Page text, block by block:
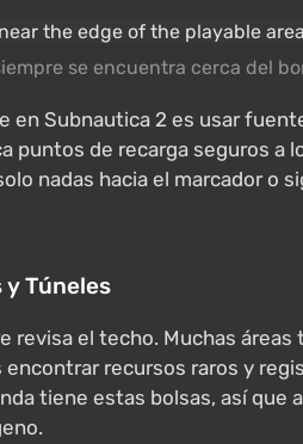
se encuentra cerca del
en Subnautica 2 es usar
puntos de recarga seguros a
nadas hacia el marcador o
y Túneles
revisa el techo. Muchas
recursos raros y
tiene estas bolsas, así que